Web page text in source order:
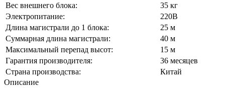
Вес внешнего блока:
35 кг
Электропитание:
220В
Длина магистрали до 1 блока:
25 м
Суммарная длина магистрали:
40 м
Максимальный перепад высот:
15 м
Гарантия производителя:
36 месяцев
Страна производства:
Китай
Описание